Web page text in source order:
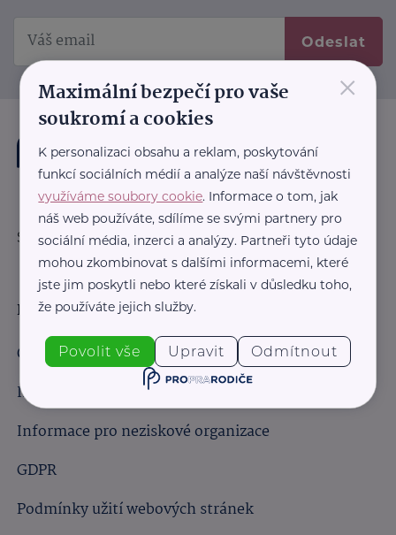
Odeslat
Sledujte nás:
Důležité odkazy
Obchodní podmínky
Informace pro obchodní partnery
Informace pro neziskové organizace
GDPR
Podmínky užití webových stránek
×
Maximální bezpečí pro vaše
soukromí a cookies
K personalizaci obsahu a reklam, poskytování
funkcí sociálních médií a analýze naší návštěvnosti
využíváme soubory cookie. Informace o tom, jak
náš web používáte, sdílíme se svými partnery pro
sociální média, inzerci a analýzy. Partneři tyto údaje
mohou zkombinovat s dalšími informacemi, které
jste jim poskytli nebo které získali v důsledku toho,
že používáte jejich služby.
Povolit vše Upravit Odmítnout